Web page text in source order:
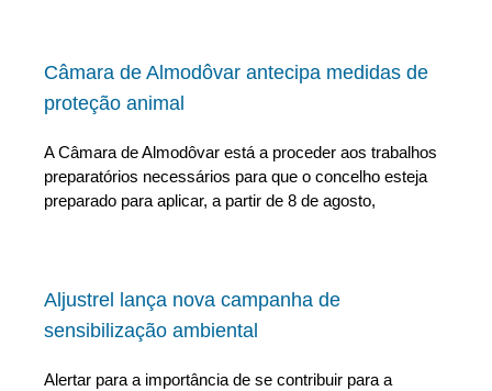
Câmara de Almodôvar antecipa medidas de
proteção animal
A Câmara de Almodôvar está a proceder aos trabalhos
preparatórios necessários para que o concelho esteja
preparado para aplicar, a partir de 8 de agosto,
Aljustrel lança nova campanha de
sensibilização ambiental
Alertar para a importância de se contribuir para a